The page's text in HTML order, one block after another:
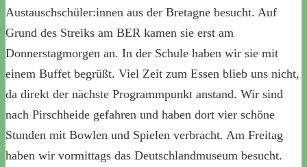
Austauschschüler:innen aus der Bretagne besucht. Auf
Grund des Streiks am BER kamen sie erst am
Donnerstagmorgen an. In der Schule haben wir sie mit
einem Buffet begrüßt. Viel Zeit zum Essen blieb uns nicht,
da direkt der nächste Programmpunkt anstand. Wir sind
nach Pirschheide gefahren und haben dort vier schöne
Stunden mit Bowlen und Spielen verbracht. Am Freitag
haben wir vormittags das Deutschlandmuseum besucht.